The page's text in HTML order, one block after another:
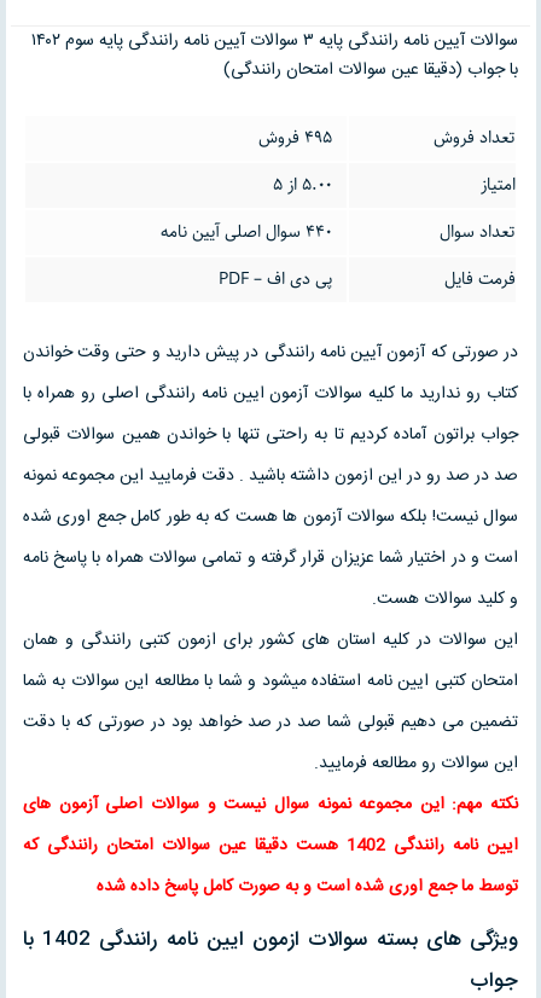
سوالات آیین نامه رانندگی پایه ۳
سوالات آیین نامه رانندگی پایه سوم ۱۴۰۲
با جواب (دقیقا عین سوالات امتحان رانندگی)
تعداد فروش
495 فروش
امتیاز
5.00 از 5
تعداد سوال
440 سوال اصلی آیین نامه
فرمت فایل
پی دی اف – PDF
در صورتی که آزمون آیین نامه رانندگی در پیش دارید و حتی وقت خواندن
کتاب رو ندارید ما کلیه سوالات آزمون ایین نامه رانندگی اصلی رو همراه با
جواب براتون آماده کردیم تا به راحتی تنها با خواندن همین سوالات قبولی
صد در صد رو در این ازمون داشته باشید . دقت فرمایید این مجموعه نمونه
سوال نیست! بلکه سوالات آزمون ها هست که به طور کامل جمع اوری شده
است و در اختیار شما عزیزان قرار گرفته و تمامی سوالات همراه با پاسخ نامه
و کلید سوالات هست.
این سوالات در کلیه استان های کشور برای ازمون کتبی رانندگی و همان
امتحان کتبی ایین نامه استفاده میشود و شما با مطالعه این سوالات به شما
تضمین می دهیم قبولی شما صد در صد خواهد بود در صورتی که با دقت
این سوالات رو مطالعه فرمایید.
نکته مهم: این مجموعه نمونه سوال نیست و سوالات اصلی آزمون های
ایین نامه رانندگی 1402 هست دقیقا عین سوالات امتحان رانندگی که
توسط ما جمع اوری شده است و به صورت کامل پاسخ داده شده
ویژگی های بسته سوالات ازمون ایین نامه رانندگی 1402 با
جواب